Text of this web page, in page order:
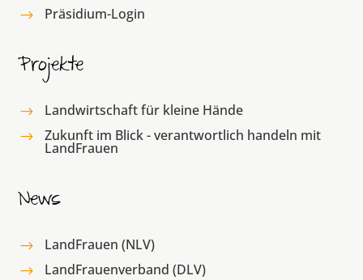
$ Präsidium-Login
Projekte
$ Landwirtschaft für kleine Hände
$ Zukunft im Blick - verantwortlich handeln mit
LandFrauen
News
$ LandFrauen (NLV)
$ LandFrauenverband (DLV)